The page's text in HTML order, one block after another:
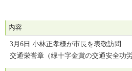
内容
3月6日 小林正孝様が市長を表敬訪問
交通栄誉章（緑十字金賞の交通安全功